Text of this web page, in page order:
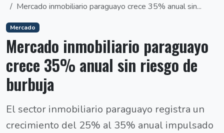
Mercado inmobiliario paraguayo crece 35% anual sin...
Mercado
Mercado inmobiliario paraguayo
crece 35% anual sin riesgo de
burbuja
El sector inmobiliario paraguayo registra un
crecimiento del 25% al 35% anual impulsado